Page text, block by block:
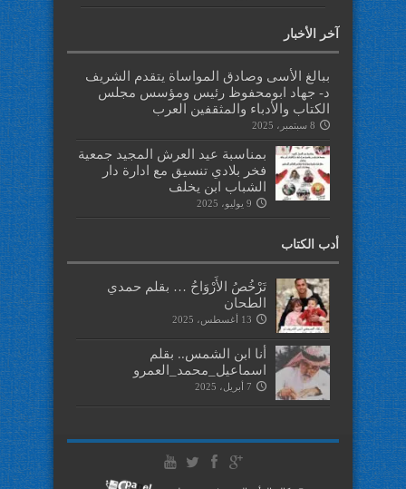
آخر الأخبار
ببالغ الأسى وصادق المواساة يتقدم الشريف
د- جهاد ابومحفوظ رئيس ومؤسس مجلس
الكتاب والأدباء والمثقفين العرب
8 سبتمبر، 2025
بمناسبة عيد العرش المجيد جمعية
فخر بلادي تنسيق مع ادارة دار
الشباب ابن يخلف
9 يوليو، 2025
أدب الكتاب
تَرْخُصُ الأَرْوَاحُ … بقلم حمدي
الطحان
13 أغسطس، 2025
أنا ابن الشمس.. بقلم
اسماعيل_محمد_العمرو
7 أبريل، 2025